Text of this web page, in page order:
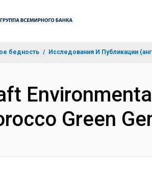
бедность Исследования И Публикации
Green